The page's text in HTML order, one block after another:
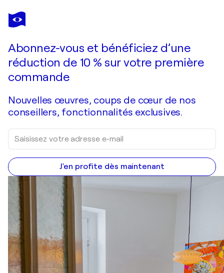
Abonnez-vous et bénéficiez d’une
réduction de 10 % sur votre première
commande
Nouvelles œuvres, coups de cœur de nos
conseillers, fonctionnalités exclusives.
J'en profite dès maintenant